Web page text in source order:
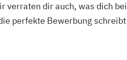
verraten dir auch, was dich bei
perfekte Bewerbung schreibt